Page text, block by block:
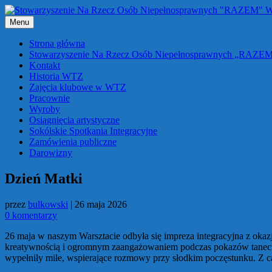
Przejdź
do
treści
Menu
Strona główna
Stowarzyszenie Na Rzecz Osób Niepełnosprawnych
Kontakt
Historia WTZ
Zajęcia klubowe w WTZ
Pracownie
Wyroby
Osiągnięcia artystyczne
Sokólskie Spotkania Integracyjne
Zamówienia publiczne
Darowizny
Dzień Matki
przez bulkowski | 26 maja 2026
0 komentarzy
26 maja w naszym Warsztacie odbyła się impreza integracyjna z
kreatywnością i ogromnym zaangażowaniem podczas pokazów
wypełniły miłe, wspierające rozmowy przy słodkim poczęstunku.